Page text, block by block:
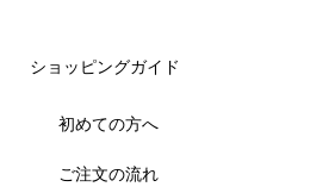
ショッピングガイド
初めての方へ
ご注文の流れ